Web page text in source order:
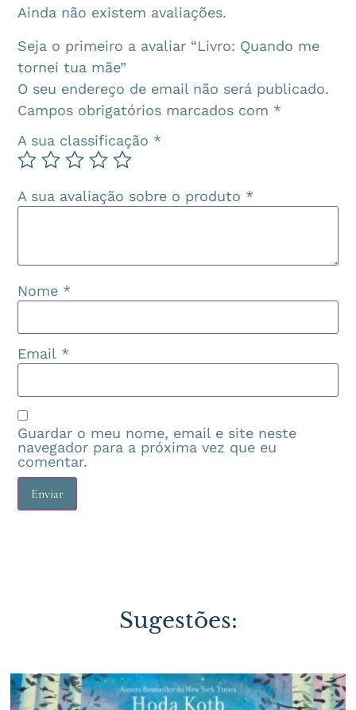
Ainda não existem avaliações.
Seja o primeiro a avaliar “Livro: Quando me
tornei tua mãe”
O seu endereço de email não será publicado.
Campos obrigatórios marcados com *
A sua classificação *
A sua avaliação sobre o produto *
Nome *
Email *
Guardar o meu nome, email e site neste
navegador para a próxima vez que eu
comentar.
Sugestões: